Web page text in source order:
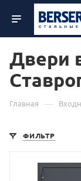
Двери
Главная —
ФИЛЬТР